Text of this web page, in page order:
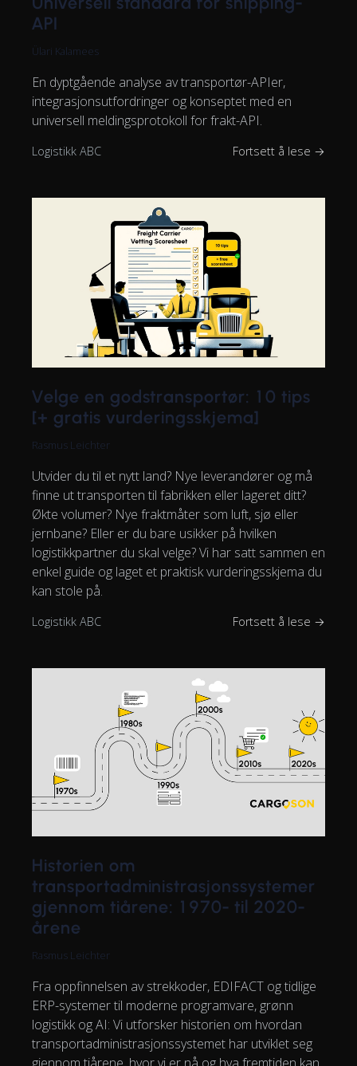
API
Ülari Kalamees
En dyptgående analyse av transportør-APIer,
integrasjonsutfordringer og konseptet med en
universell meldingsprotokoll for frakt-API.
Logistikk ABC Fortsett å lese →
Velge en godstransportør: 10 tips
[+ gratis vurderingsskjema]
Rasmus Leichter
Utvider du til et nytt land? Nye leverandører og må
finne ut transporten til fabrikken eller lageret ditt?
Økte volumer? Nye fraktmåter som luft, sjø eller
jernbane? Eller er du bare usikker på hvilken
logistikkpartner du skal velge? Vi har satt sammen en
enkel guide og laget et praktisk vurderingsskjema du
kan stole på.
Logistikk ABC Fortsett å lese →
Historien om
transportadministrasjonssystemer
gjennom tiårene: 1970- til 2020-
årene
Rasmus Leichter
Fra oppfinnelsen av strekkoder, EDIFACT og tidlige
ERP-systemer til moderne programvare, grønn
logistikk og AI: Vi utforsker historien om hvordan
transportadministrasjonssystemet har utviklet seg